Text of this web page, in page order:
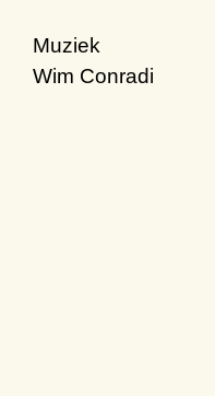
Muziek
Wim Conradi